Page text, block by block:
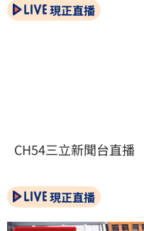
現正直播
CH54三立新聞台直播
現正直播